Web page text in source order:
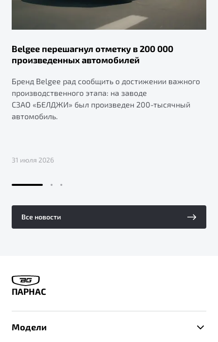
Belgee перешагнул отметку в 200 000
произведенных автомобилей
Бренд Belgee рад сообщить о достижении важного
производственного этапа: на заводе
СЗАО «БЕЛДЖИ» был произведен 200-тысячный
автомобиль.
31 июля 2026
Все новости
ПАРНАС
Модели